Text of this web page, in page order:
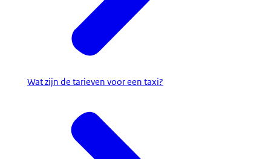
Wat zijn de tarieven voor een taxi?